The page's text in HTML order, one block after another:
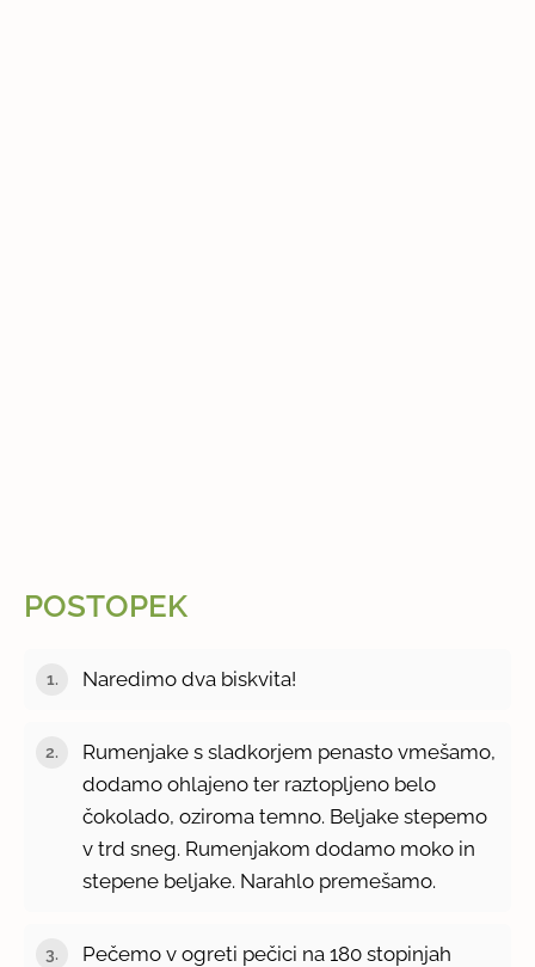
POSTOPEK
Naredimo dva biskvita!
Rumenjake s sladkorjem penasto vmešamo,
dodamo ohlajeno ter raztopljeno belo
čokolado, oziroma temno. Beljake stepemo
v trd sneg. Rumenjakom dodamo moko in
stepene beljake. Narahlo premešamo.
Pečemo v ogreti pečici na 180 stopinjah